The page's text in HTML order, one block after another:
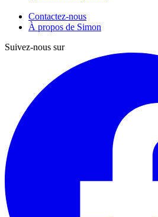
Contactez-nous
À propos de Simon
Suivez-nous sur